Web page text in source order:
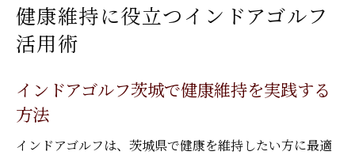
健康維持に役立つインドアゴルフ
活用術
インドアゴルフ茨城で健康維持を実践する
方法
インドアゴルフは、茨城県で健康を維持したい方に最適